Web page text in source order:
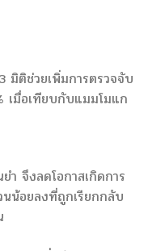
มิติช่วยเพิ่มการตรวจจับ
เมื่อเทียบกับแมมโมแก
ำ จึงลดโอกาสเกิดการ
น้อยลงที่ถูกเรียกกลับ